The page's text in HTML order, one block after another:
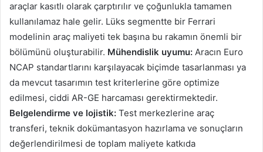
araçlar kasıtlı olarak çarptırılır ve çoğunlukla tamamen
kullanılamaz hale gelir. Lüks segmentte bir Ferrari
modelinin araç maliyeti tek başına bu rakamın önemli bir
bölümünü oluşturabilir. Mühendislik uyumu: Aracın Euro
NCAP standartlarını karşılayacak biçimde tasarlanması ya
da mevcut tasarımın test kriterlerine göre optimize
edilmesi, ciddi AR-GE harcaması gerektirmektedir.
Belgelendirme ve lojistik: Test merkezlerine araç
transferi, teknik dokümantasyon hazırlama ve sonuçların
değerlendirilmesi de toplam maliyete katkıda